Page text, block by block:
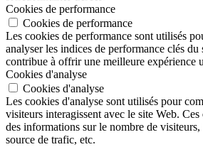
Cookies de performance
Cookies de performance
Les cookies de performance sont utilisés
analyser les indices de performance clés du
contribue à offrir une meilleure expérience
Cookies d'analyse
Cookies d'analyse
Les cookies d'analyse sont utilisés pour
visiteurs interagissent avec le site Web.
des informations sur le nombre de
source de trafic, etc.